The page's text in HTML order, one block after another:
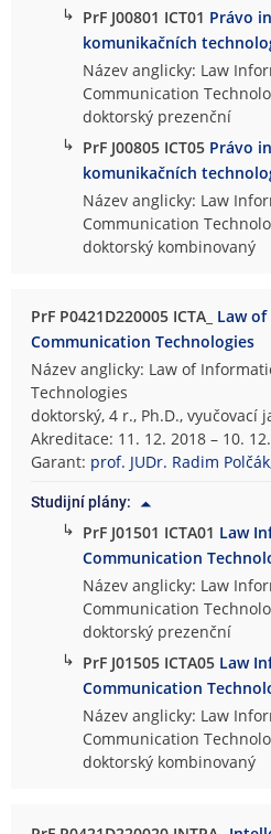
↳ PrF J00801 ICT01 Právo
komunikačních
Název anglicky: Law
Communication
doktorský prezenční
↳ PrF J00805 ICT05 Právo
komunikačních
Název anglicky: Law
Communication
doktorský kombinovaný
PrF P0421D220005 ICTA_ Law
Communication Technologies
Název anglicky: Law of
Technologies
doktorský, 4 r., Ph.D., vyučovací
Akreditace: 11. 12. 2018 – 10.
Garant: prof. JUDr. Radim
Studijní plány:
↳ PrF J01501 ICTA01 Law
Communication
Název anglicky: Law
Communication
doktorský prezenční
↳ PrF J01505 ICTA05 Law
Communication
Název anglicky: Law
Communication
doktorský kombinovaný